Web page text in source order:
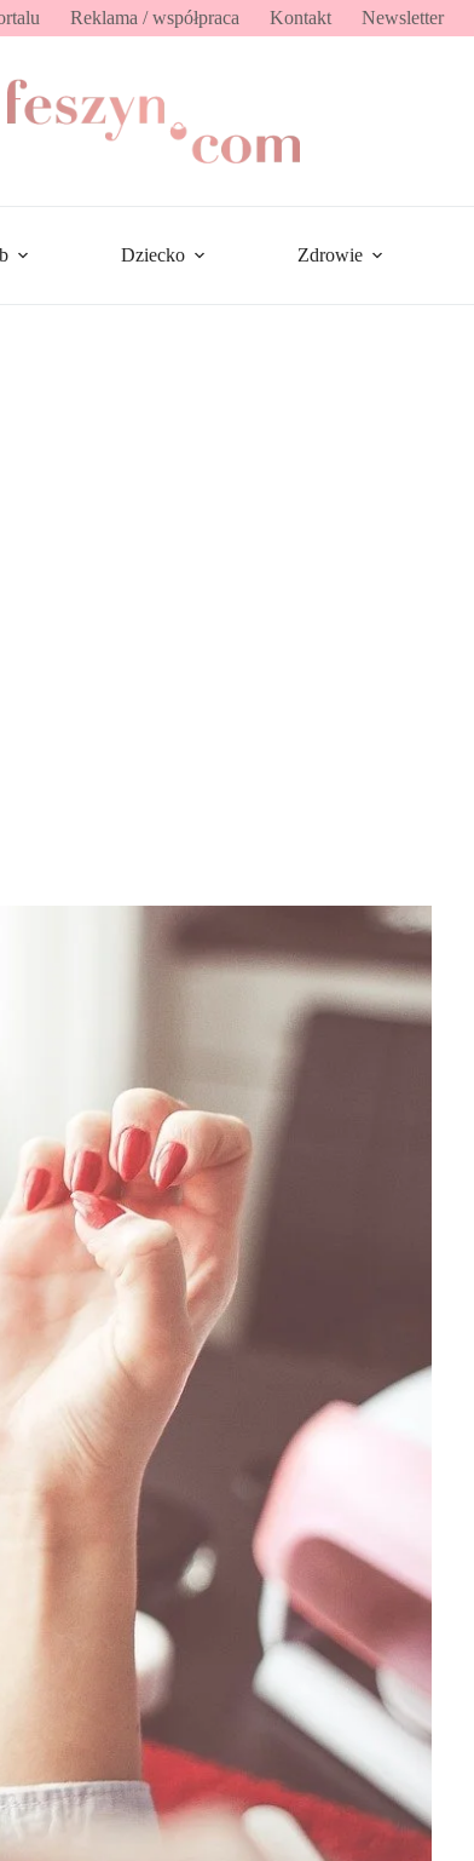
Reklama / współpraca Kontakt Newsletter
Dziecko Zdrowie